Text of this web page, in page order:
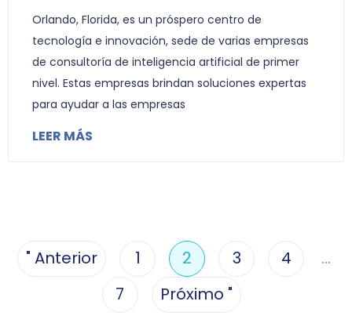
Orlando, Florida, es un próspero centro de
tecnología e innovación, sede de varias empresas
de consultoría de inteligencia artificial de primer
nivel. Estas empresas brindan soluciones expertas
para ayudar a las empresas
LEER MÁS
" Anterior 1 2 3 4
…
7
Próximo "